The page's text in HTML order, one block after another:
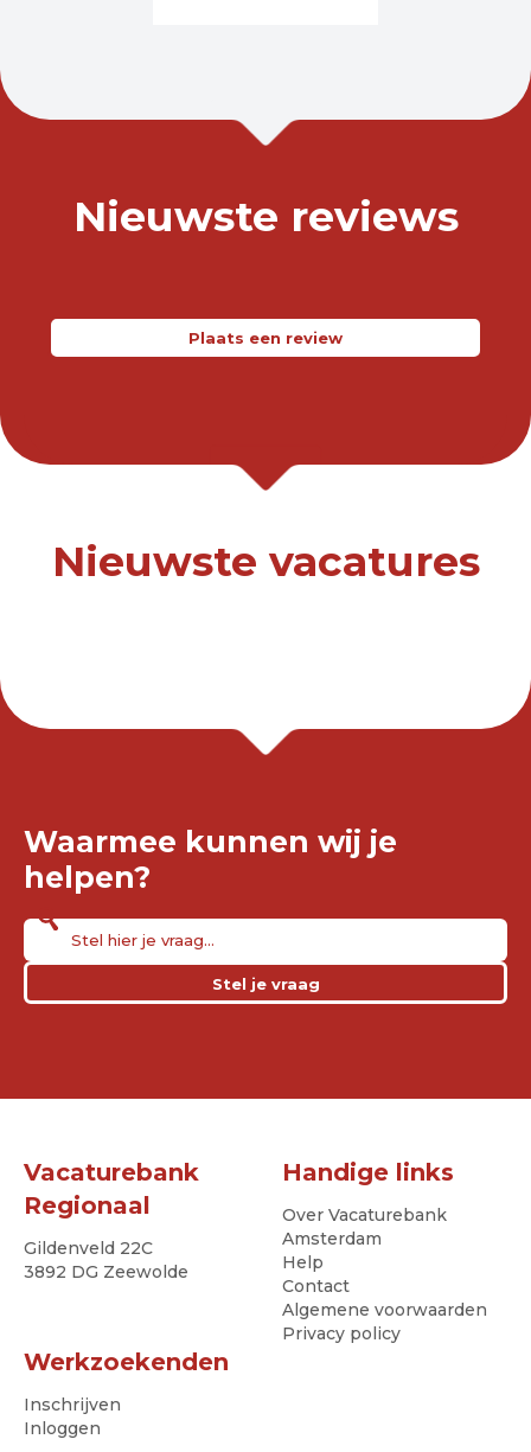
Nieuwste reviews
Plaats een review
Nieuwste vacatures
Waarmee kunnen wij je
helpen?
Stel je vraag
Vacaturebank
Regionaal
Gildenveld 22C
3892 DG Zeewolde
Handige links
Over Vacaturebank
Amsterdam
Help
Contact
Algemene voorwaarden
Privacy policy
Werkzoekenden
Inschrijven
Inloggen